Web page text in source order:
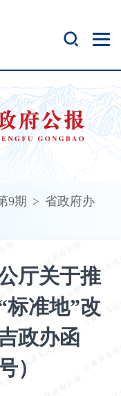
9期 > 省政府办
厅关于推
标准地”改
政办函
）